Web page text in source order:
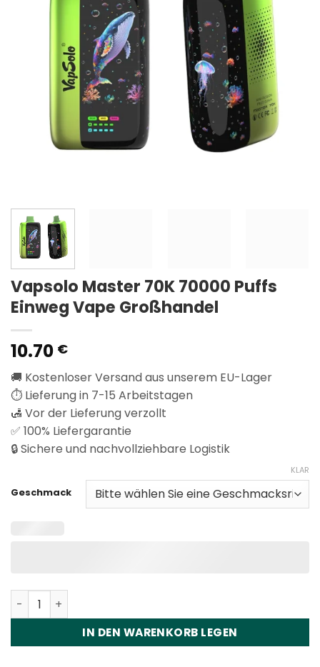
Vapsolo Master 70K 70000 Puffs
Einweg Vape Großhandel
10.70 €
🚚 Kostenloser Versand aus unserem EU-Lager
⏱️ Lieferung in 7-15 Arbeitstagen
🛃 Vor der Lieferung verzollt
✅ 100% Liefergarantie
🔒 Sichere und nachvollziehbare Logistik
Geschmack
KLAR
Vapsolo Master 70K 70000 Puffs Disposable Vape
IN DEN WARENKORB LEGEN